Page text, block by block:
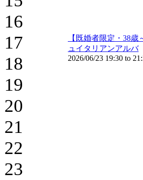
16
17
18
19
20
21
22
23
【既婚者限定・38
ュイタリアンアルバ
2026/06/23 19:30 to